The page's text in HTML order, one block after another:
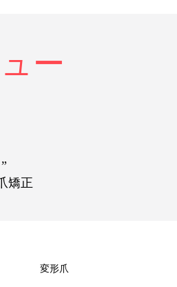
ー
矯正
変形爪